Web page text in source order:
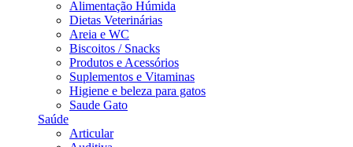
Alimentação Húmida
Dietas Veterinárias
Areia e WC
Biscoitos / Snacks
Produtos e Acessórios
Suplementos e Vitaminas
Higiene e beleza para gatos
Saude Gato
Saúde
Articular